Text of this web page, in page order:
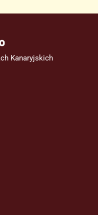
Kanaryjskich